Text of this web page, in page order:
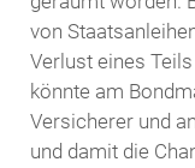
von
Verlust eines
könnte am
Versicherer und
und damit die